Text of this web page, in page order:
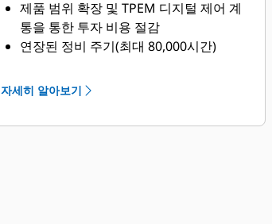
제품 범위 확장 및 TPEM 디지털 제어 계
통을 통한 투자 비용 절감
연장된 정비 주기(최대 80,000시간)
자세히 알아보기